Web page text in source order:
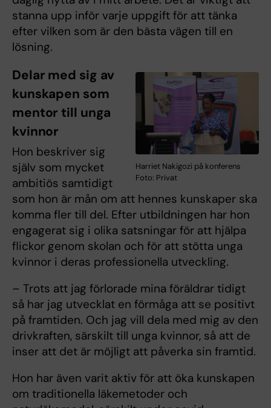
stanna upp inför varje uppgift för att tänka
efter vilken som är den bästa vägen till en
lösning.
Harriet Nakigozi på konferens
Foto: Privat
Delar med sig av
kunskapen som
mentor till unga
kvinnor
Hon beskriver sig
själv som mycket
ambitiös samtidigt
som hon är mån om att hennes kunskaper ska
komma fler till del. Efter utbildningen har hon
engagerat sig i olika satsningar för att hjälpa
flickor genom skolan och för att stötta unga
kvinnor i deras professionella utveckling.
– Trots att jag förlorade mina föräldrar tidigt
så har jag utvecklat en förmåga att se positivt
på framtiden. Och jag vill dela med mig av den
drivkraften, särskilt till unga kvinnor, så att de
inser att det är möjligt att påverka sin framtid.
Hon har även varit aktiv för att öka kunskapen
om traditionella läkemetoder och